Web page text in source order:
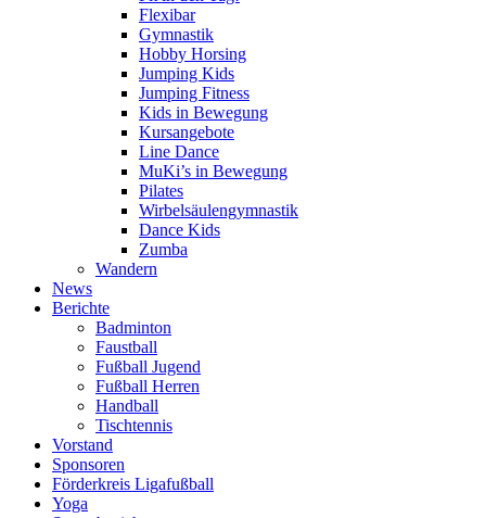
Flexibar
Gymnastik
Hobby Horsing
Jumping Kids
Jumping Fitness
Kids in Bewegung
Kursangebote
Line Dance
MuKi’s in Bewegung
Pilates
Wirbelsäulengymnastik
Dance Kids
Zumba
Wandern
News
Berichte
Badminton
Faustball
Fußball Jugend
Fußball Herren
Handball
Tischtennis
Vorstand
Sponsoren
Förderkreis Ligafußball
Yoga